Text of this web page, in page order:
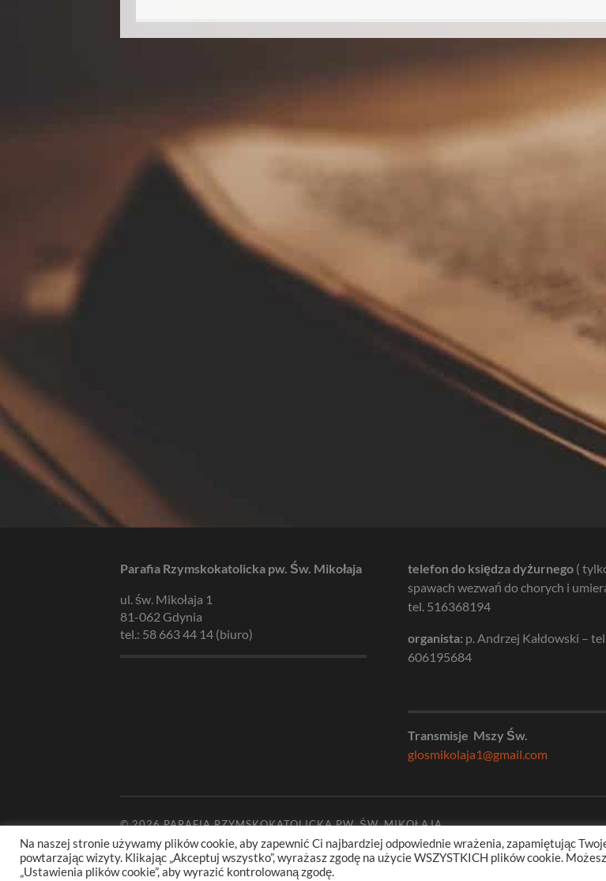
Parafia Rzymskokatolicka pw. Św. Mikołaja
ul. św. Mikołaja 1
81-062 Gdynia
tel.: 58 663 44 14 (biuro)
telefon do księdza dyżurnego (
spawach wezwań do chorych i
tel. 516368194
organista: p. Andrzej Kałdowski –
606195684
Transmisje Mszy Św.
glosmikolaja1@gmail.com
© 2026PARAFIA RZYMSKOKATOLICKA PW. ŚW. MIKOŁAJA
Na naszej stronie używamy plików cookie, aby zapewnić Ci najbardziej odpowiednie wrażenia, zapamiętując
powtarzając wizyty. Klikając „Akceptuj wszystko”, wyrażasz zgodę na użycie WSZYSTKICH plików cookie.
„Ustawienia plików cookie”, aby wyrazić kontrolowaną zgodę.